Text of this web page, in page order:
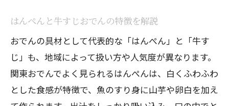
はんぺんと牛すじおでんの特徴を解説
おでんの具材として代表的な「はんぺん」と「牛す
じ」も、地域によって扱い方や人気度が異なります。
関東おでんでよく見られるはんぺんは、白くふわふわ
とした食感が特徴で、魚のすり身に山芋や卵白を加え